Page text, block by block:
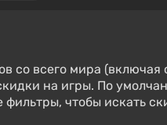
со всего мира
на игры. По
чтобы искать